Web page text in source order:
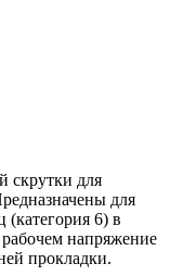
скрутки для
для
(категория 6) в
напряжение
прокладки.